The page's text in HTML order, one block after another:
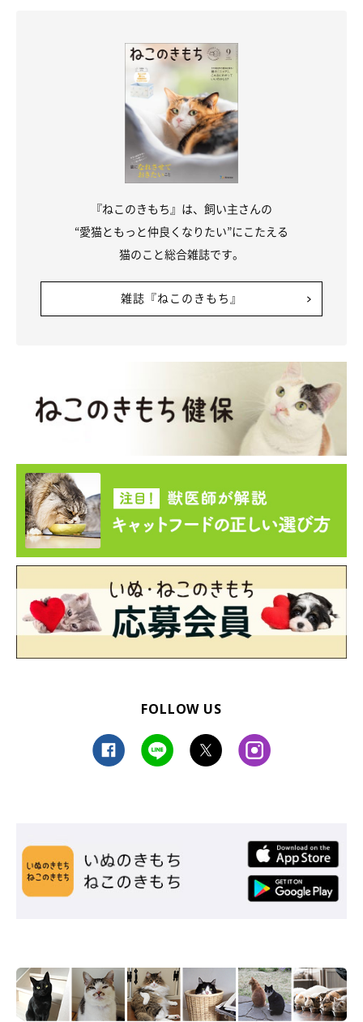
『ねこのきもち』は、飼い主さんの
“愛猫ともっと仲良くなりたい”にこたえる
猫のこと総合雑誌です。
雑誌『ねこのきもち』
FOLLOW US